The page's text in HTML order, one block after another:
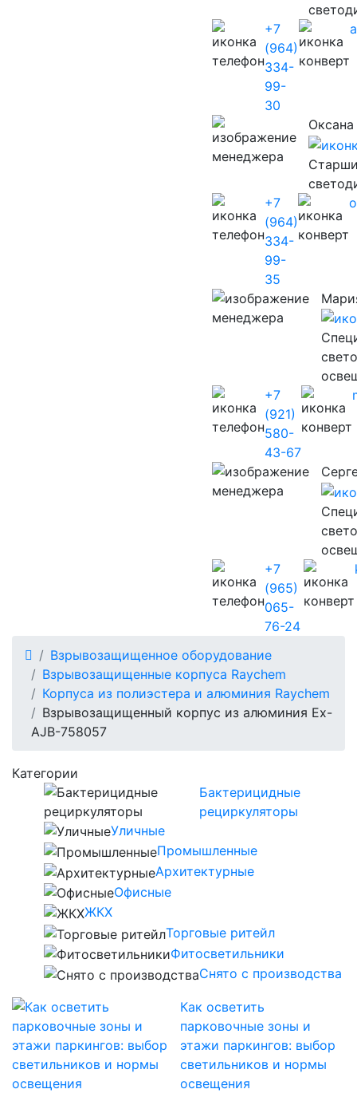
+7
(964)
334-
99-
30
+7
(964)
334-
99-
35
+7
(921)
580-
43-67
+7
(965)
065-
76-24
Взрывозащищенное оборудование
Взрывозащищенные корпуса Raychem
Корпуса из полиэстера и алюминия Raychem
Взрывозащищенный корпус из алюминия Ex-
AJB-758057
Категории
Бактерицидные
рециркуляторы
Уличные
Промышленные
Архитектурные
Офисные
ЖКХ
Торговые ритейл
Фитосветильники
Снято с производства
Как осветить
парковочные зоны и
этажи паркингов: выбор
светильников и нормы
освещения